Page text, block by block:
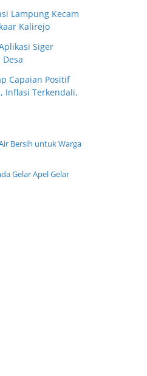
Lampung Kecam
Kalirejo
Siger
Capaian Positif
Inflasi Terkendali,
Bersih untuk Warga
Gelar Apel Gelar